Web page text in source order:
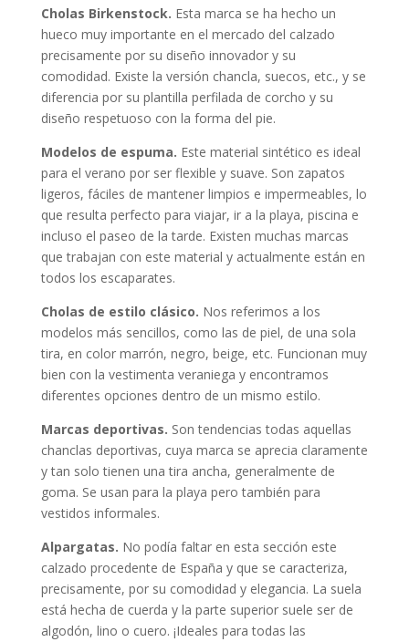
Cholas Birkenstock. Esta marca se ha hecho un
hueco muy importante en el mercado del calzado
precisamente por su diseño innovador y su
comodidad. Existe la versión chancla, suecos, etc., y se
diferencia por su plantilla perfilada de corcho y su
diseño respetuoso con la forma del pie.
Modelos de espuma. Este material sintético es ideal
para el verano por ser flexible y suave. Son zapatos
ligeros, fáciles de mantener limpios e impermeables, lo
que resulta perfecto para viajar, ir a la playa, piscina e
incluso el paseo de la tarde. Existen muchas marcas
que trabajan con este material y actualmente están en
todos los escaparates.
Cholas de estilo clásico. Nos referimos a los
modelos más sencillos, como las de piel, de una sola
tira, en color marrón, negro, beige, etc. Funcionan muy
bien con la vestimenta veraniega y encontramos
diferentes opciones dentro de un mismo estilo.
Marcas deportivas. Son tendencias todas aquellas
chanclas deportivas, cuya marca se aprecia claramente
y tan solo tienen una tira ancha, generalmente de
goma. Se usan para la playa pero también para
vestidos informales.
Alpargatas. No podía faltar en esta sección este
calzado procedente de España y que se caracteriza,
precisamente, por su comodidad y elegancia. La suela
está hecha de cuerda y la parte superior suele ser de
algodón, lino o cuero. ¡Ideales para todas las